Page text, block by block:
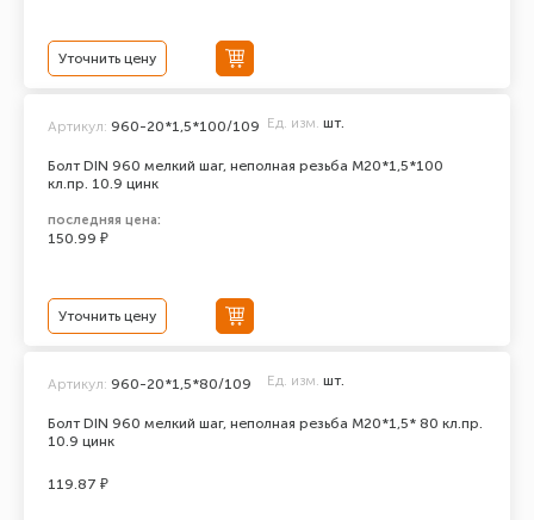
Уточнить цену
Болт DIN 960 мелкий шаг, неполная резьба M20*1,5*100
кл.пр. 10.9 цинк
Артикул: 960-20*1,5*100/109 Ед. изм. шт.
последняя цена:
150.99 ₽
Уточнить цену
Болт DIN 960 мелкий шаг, неполная резьба M20*1,5* 80 кл.пр.
10.9 цинк
Артикул: 960-20*1,5*80/109 Ед. изм. шт.
119.87 ₽